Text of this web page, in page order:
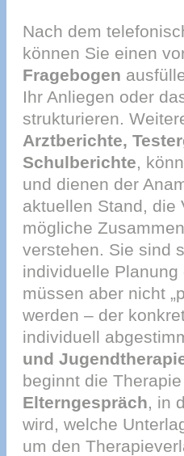
Nach dem
können Sie einen
Fragebogen
Ihr Anliegen oder
strukturieren.
Arztberichte,
Schulberichte,
und dienen der
aktuellen Stand, die
mögliche
verstehen. Sie sind
individuelle Planung
müssen aber nicht
werden – der
individuell
und
beginnt die
Elterngespräch, in
wird, welche
um den